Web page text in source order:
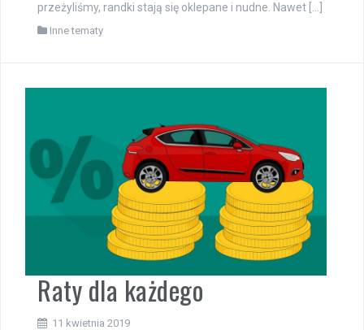
przeżyliśmy, randki stają się oklepane i nudne. Nawet […]
Inne tematy
Raty dla każdego
11 kwietnia 2019